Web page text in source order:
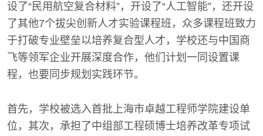
设了“民用航空复合材料”，开设了“人工智能”，还开设
了其他7个拔尖创新人才实验课程班，众多课程班致力
于打破专业壁垒以培养复合型人才，学校还与中国商
飞等领军企业开展深度合作，他们计划一同设置课
程，也要同步规划实践环节。
首先，学校被选入首批上海市卓越工程师学院建设单
位，其次，承担了中组部工程硕博士培养改革专项试